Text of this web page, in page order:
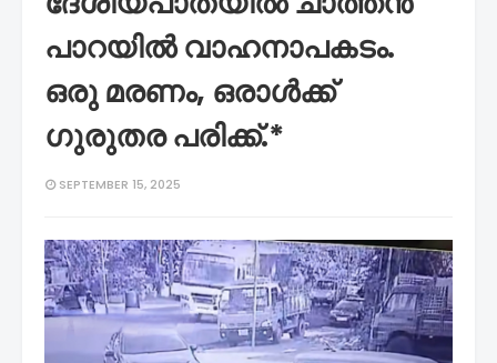
പാറയിൽ വാഹനാപകടം.
ഒരു മരണം, ഒരാൾക്ക്
ഗുരുതര പരിക്ക്.*
SEPTEMBER 15, 2025